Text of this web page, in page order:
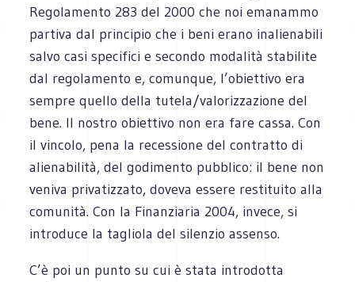
Regolamento 283 del 2000 che noi emanammo
partiva dal principio che i beni erano inalienabili
salvo casi specifici e secondo modalità stabilite
dal regolamento e, comunque, l’obiettivo era
sempre quello della tutela/valorizzazione del
bene. Il nostro obiettivo non era fare cassa. Con
il vincolo, pena la recessione del contratto di
alienabilità, del godimento pubblico: il bene non
veniva privatizzato, doveva essere restituito alla
comunità. Con la Finanziaria 2004, invece, si
introduce la tagliola del silenzio assenso.
C’è poi un punto su cui è stata introdotta